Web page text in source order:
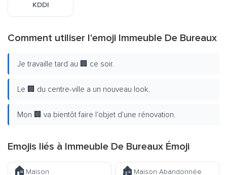
KDDI
Comment utiliser l'emoji Immeuble De Bureaux
Je travaille tard au 🏢 ce soir.
Le 🏢 du centre-ville a un nouveau look.
Mon 🏢 va bientôt faire l'objet d'une rénovation.
Emojis liés à Immeuble De Bureaux Émoji
🏠 Maison 🏚️ Maison Abandonnée